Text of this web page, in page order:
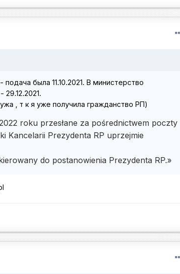
была 11.10.2021. В министерство
29.12.2021.
, т к я уже получила гражданство РП)
roku przesłane za pośrednictwem poczty
Kancelarii Prezydenta RP uprzejmie
do postanowienia Prezydenta RP.»